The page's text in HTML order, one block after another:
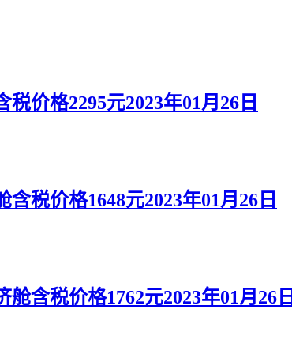
价格2295元2023年01月26日
税价格1648元2023年01月26日
含税价格1762元2023年01月26日